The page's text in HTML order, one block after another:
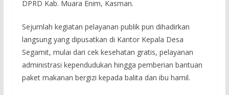
DPRD Kab. Muara Enim, Kasman.
Sejumlah kegiatan pelayanan publik pun dihadirkan
langsung yang dipusatkan di Kantor Kepala Desa
Segamit, mulai dari cek kesehatan gratis, pelayanan
administrasi kependudukan hingga pemberian bantuan
paket makanan bergizi kepada balita dan ibu hamil.